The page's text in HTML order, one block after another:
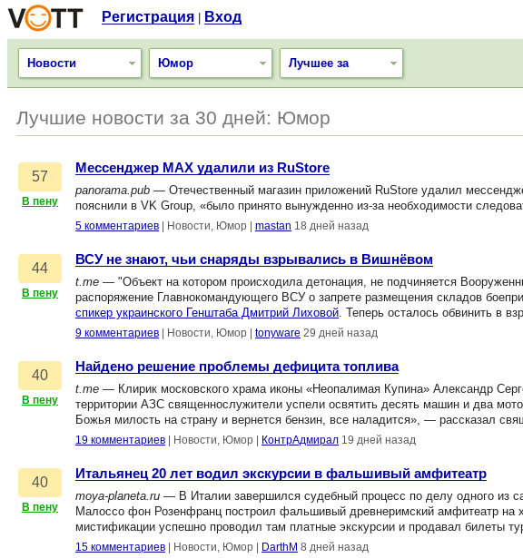
Регистрация Вход
Новости Юмор Лучшее за
Лучшие новости за 30 дней: Юмор
57
В пену
Мессенджер MAX удалили из RuStore
panorama.pub — Отечественный магазин приложений RuStore удалил
пояснили в VK Group, «было принято вынужденно из-за необходимости
5 комментариев Новости, Юмор mastan 18 дней назад
44
В пену
ВСУ не знают, чьи снаряды взрывались в Вишнёвом
t.me — "Объект на котором происходила детонация, не подчиняется
распоряжение Главнокомандующего ВСУ о запрете размещения складов
спикер украинского Генштаба Дмитрий Лиховой. Теперь осталось обвинить в
9 комментариев Новости, Юмор tonyware 29 дней назад
40
В пену
Найдено решение проблемы дефицита топлива
t.me — Клирик московского храма иконы «Неопалимая Купина» Александр
территории АЗС священнослужители успели освятить десять машин и два
Божья милость на страну и вернется бензин, все наладится», — рассказал
19 комментариев Новости, Юмор КонтрАдмирал 19 дней назад
40
В пену
Итальянец 20 лет водил экскурсии в фальшивый амфитеатр
moya-planeta.ru — В Италии завершился судебный процесс по делу одного из
Малоссо фон Розенфранц построил фальшивый древнеримский амфитеатр на
мистификации успешно проводил там платные экскурсии и продавал билеты
15 комментариев Новости, Юмор DarthM 8 дней назад